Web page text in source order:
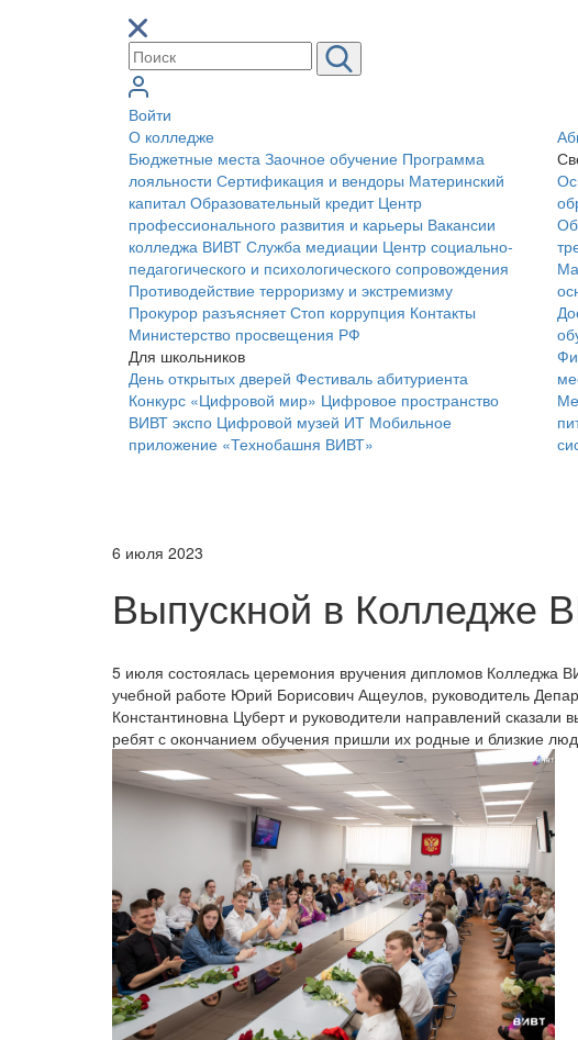
Войти
О колледже
Бюджетные места Заочное обучение Программа
лояльности Сертификация и вендоры Материнский
капитал Образовательный кредит Центр
профессионального развития и карьеры Вакансии
колледжа ВИВТ Служба медиации Центр социально-
педагогического и психологического сопровождения
Противодействие терроризму и экстремизму
Прокурор разъясняетСтоп коррупция Контакты
Министерство просвещения РФ
Для школьников
День открытых дверей Фестиваль абитуриента
Конкурс «Цифровой мир» Цифровое пространство
ВИВТ экспо Цифровой музей ИТ Мобильное
приложение «Технобашня ВИВТ»
6 июля 2023
Выпускной в Колледже
5 июля состоялась церемония вручения дипломов Колледжа
учебной работе Юрий Борисович Ащеулов, руководитель
Константиновна Цуберт и руководители направлений сказали
ребят с окончанием обучения пришли их родные и близкие